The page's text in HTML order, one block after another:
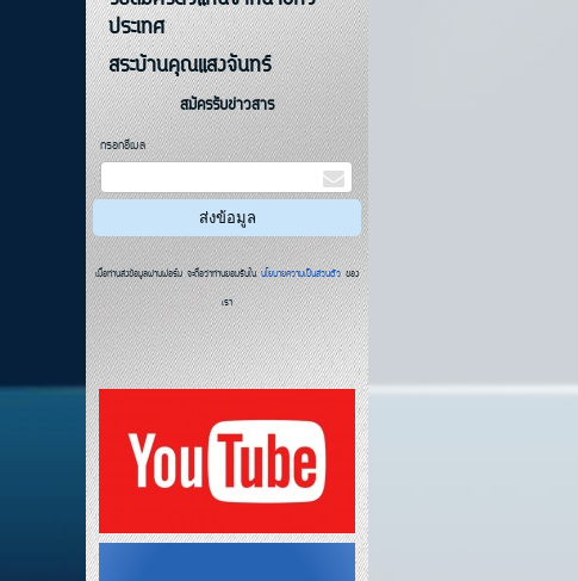
ประเทศ
สระบ้านคุณแสงจันทร์
สมัครรับข่าวสาร
กรอกอีเมล
เมื่อท่านส่งข้อมูลผ่านฟอร์ม จะถือว่าท่านยอมรับในนโยบายความเป็นส่วนตัวของ
เรา